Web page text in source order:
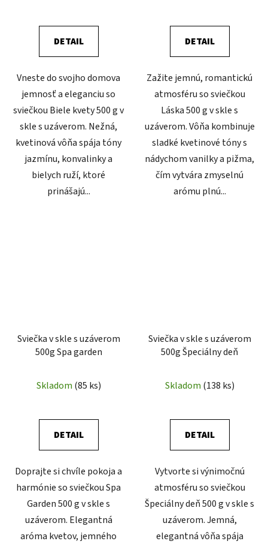
DETAIL
Vneste do svojho domova
jemnosť a eleganciu so
sviečkou Biele kvety 500 g v
skle s uzáverom. Nežná,
kvetinová vôňa spája tóny
jazmínu, konvalinky a
bielych ruží, ktoré
prinášajú...
DETAIL
Zažite jemnú, romantickú
atmosféru so sviečkou
Láska 500 g v skle s
uzáverom. Vôňa kombinuje
sladké kvetinové tóny s
nádychom vanilky a pižma,
čím vytvára zmyselnú
arómu plnú...
Sviečka v skle s uzáverom
500g Spa garden
Skladom (85 ks)
DETAIL
Doprajte si chvíle pokoja a
harmónie so sviečkou Spa
Garden 500 g v skle s
uzáverom. Elegantná
aróma kvetov, jemného
Sviečka v skle s uzáverom
500g Špeciálny deň
Skladom (138 ks)
DETAIL
Vytvorte si výnimočnú
atmosféru so sviečkou
Špeciálny deň 500 g v skle s
uzáverom. Jemná,
elegantná vôňa spája